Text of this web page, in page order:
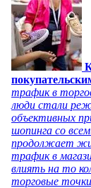
трафик в
люди стали
объективных
шопинга со
продолжает
трафик в
влиять на то
торговые